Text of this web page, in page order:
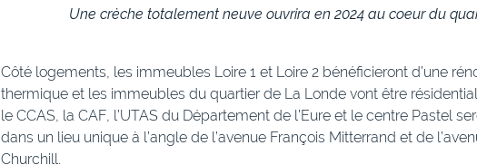
Une crèche totalement neuve ouvrira en 2024 au coeur du
Côté logements, les immeubles Loire 1 et Loire 2 bénéficieront d’une
thermique et les immeubles du quartier de La Londe vont être
le CCAS, la CAF, l’UTAS du Département de l’Eure et le centre Pastel
dans un lieu unique à l’angle de l’avenue François Mitterrand et de
Churchill.